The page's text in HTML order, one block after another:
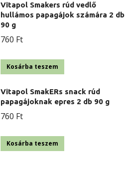
Vitapol Smakers rúd vedlő
hullámos papagájok számára 2 db
90 g
760 Ft
Kosárba teszem
Vitapol SmakERs snack rúd
papagájoknak epres 2 db 90 g
760 Ft
Kosárba teszem